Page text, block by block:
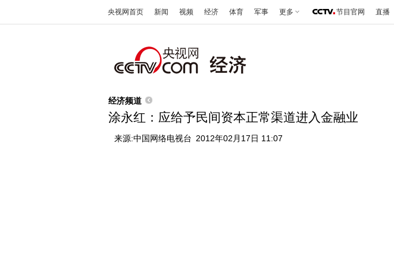
央视网首页 新闻 视频 经济 体育 军事 更多 节目官网 直播
经济频道
涂永红：应给予民间资本正常渠道进入金融业
来源:中国网络电视台 2012年02月17日 11:07